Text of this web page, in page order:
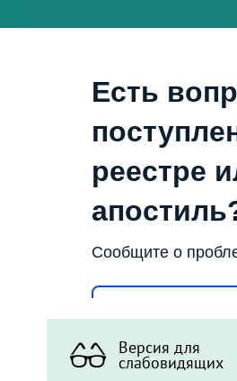
Есть
реестре
Сообщите о
Версия для
слабовидящих